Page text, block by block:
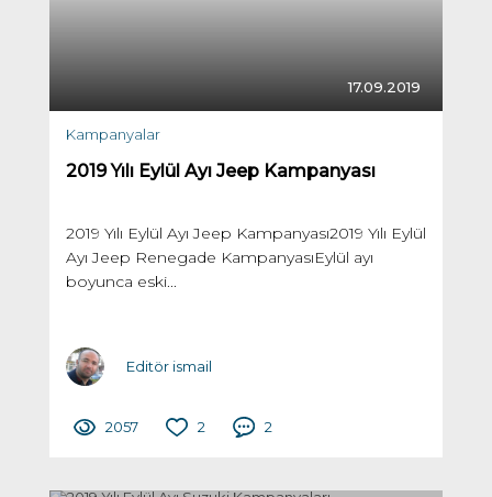
17.09.2019
Kampanyalar
2019 Yılı Eylül Ayı Jeep Kampanyası
2019 Yılı Eylül Ayı Jeep Kampanyası2019 Yılı Eylül
Ayı Jeep Renegade KampanyasıEylül ayı
boyunca eski...
Editör ismail
2057 2 2